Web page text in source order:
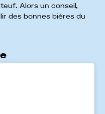
Alors un conseil,
des bonnes bières du